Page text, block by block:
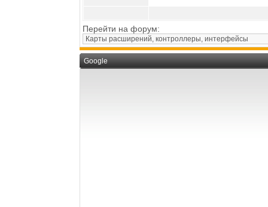
Перейти на форум:
Google